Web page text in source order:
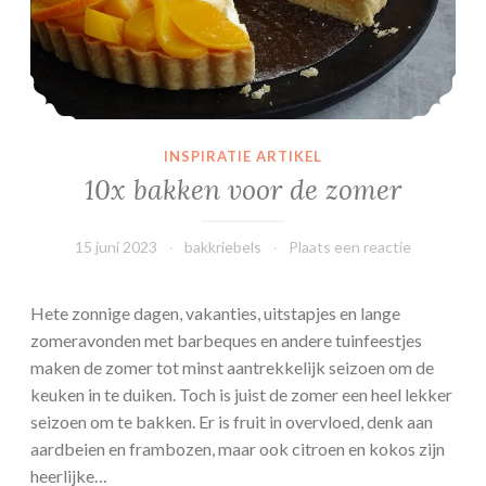
h
e
l
p
e
INSPIRATIE ARTIKEL
10x bakken voor de zomer
15 juni 2023 bakkriebels Plaats een reactie
Hete zonnige dagen, vakanties, uitstapjes en lange
zomeravonden met barbeques en andere tuinfeestjes
maken de zomer tot minst aantrekkelijk seizoen om de
keuken in te duiken. Toch is juist de zomer een heel lekker
seizoen om te bakken. Er is fruit in overvloed, denk aan
aardbeien en frambozen, maar ook citroen en kokos zijn
heerlijke…